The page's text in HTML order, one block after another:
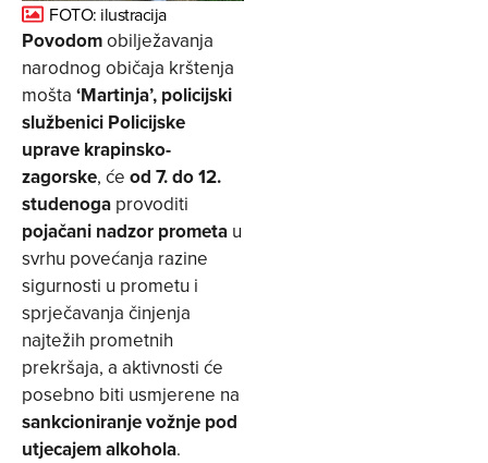
FOTO: ilustracija
Povodomobilježavanja
narodnog običaja krštenja
mošta ‘Martinja’, policijski
službenici Policijske
uprave krapinsko-
zagorske, će od 7. do 12.
studenoga provoditi
pojačani nadzor prometa u
svrhu povećanja razine
sigurnosti u prometu i
sprječavanja činjenja
najtežih prometnih
prekršaja, a aktivnosti će
posebno biti usmjerene na
sankcioniranje vožnje pod
utjecajem alkohola.